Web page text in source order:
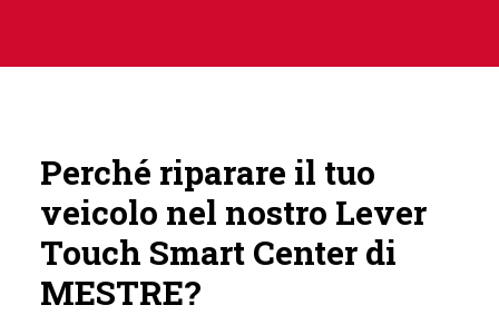
Perché riparare il tuo
veicolo nel nostro Lever
Touch Smart Center di
MESTRE?